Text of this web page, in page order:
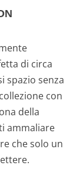
di circa
spazio senza
con
della
ammaliare
che solo un